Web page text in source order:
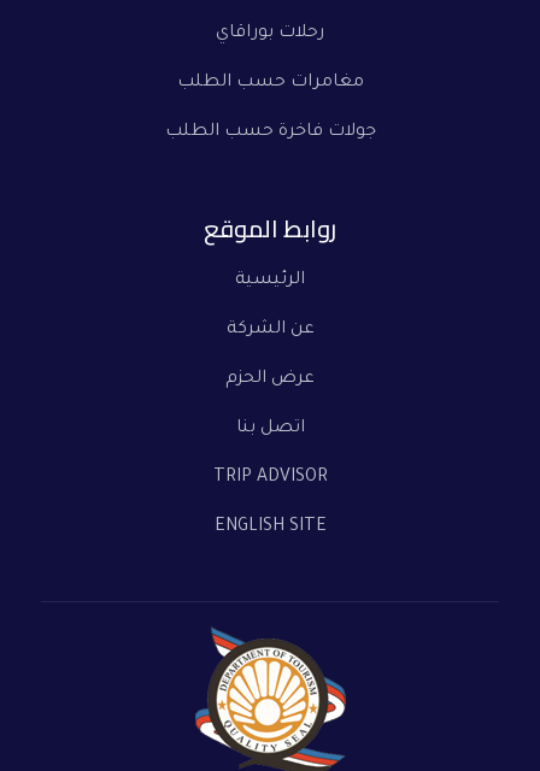
رحلات بوراقاي
مغامرات حسب الطلب
جولات فاخرة حسب الطلب
روابط الموقع
الرئيسية
عن الشركة
عرض الحزم
اتصل بنا
TRIP ADVISOR
ENGLISH SITE